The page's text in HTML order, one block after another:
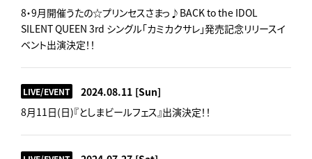
8・9月開催うたの☆プリンセスさまっ♪BACK to the IDOL
SILENT QUEEN 3rd シングル「カミカクサレ」発売記念リリースイ
ベント出演決定！！
LIVE/EVENT 2024.08.11 [Sun]
8月11日(日)『としまビールフェス』出演決定！！